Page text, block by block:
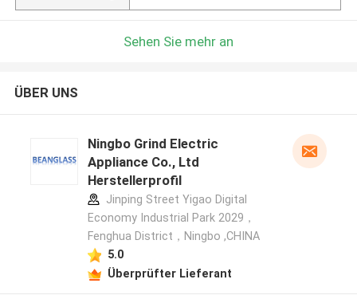
Sehen Sie mehr an
ÜBER UNS
Ningbo Grind Electric
Appliance Co., Ltd
Herstellerprofil
Jinping Street Yigao Digital
Economy Industrial Park 2029，
Fenghua District，Ningbo ,CHINA
5.0
Überprüfter Lieferant